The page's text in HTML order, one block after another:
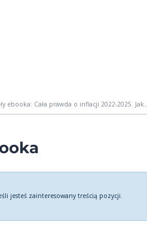
ebooka: Cała prawda o inflacji 2022-2025.
jesteś zainteresowany treścią pozycji.